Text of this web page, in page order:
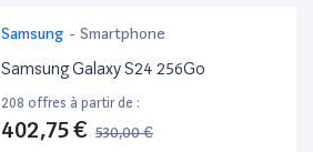
Samsung - Smartphone
Samsung Galaxy S24 256Go
208 offres à partir de :
402,75 € 530,00 €